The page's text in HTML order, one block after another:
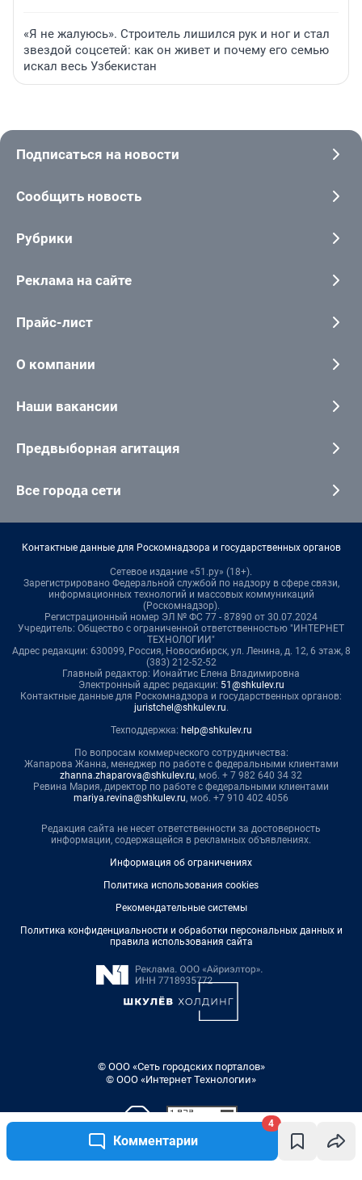
Комментарии
4
«Я не жалуюсь». Строитель лишился рук и ног и стал
звездой соцсетей: как он живет и почему его семью
искал весь Узбекистан
Подписаться на новости
Сообщить новость
Рубрики
Реклама на сайте
Прайс-лист
О компании
Наши вакансии
Предвыборная агитация
Все города сети
Контактные данные для Роскомнадзора и государственных органов
Сетевое издание «51.ру» (18+).
Зарегистрировано Федеральной службой по надзору в сфере связи,
информационных технологий и массовых коммуникаций
(Роскомнадзор).
Регистрационный номер ЭЛ № ФС 77 - 87890 от 30.07.2024
Учредитель: Общество с ограниченной ответственностью "ИНТЕРНЕТ
ТЕХНОЛОГИИ"
Адрес редакции: 630099, Россия, Новосибирск, ул. Ленина, д. 12, 6 этаж, 8
(383) 212-52-52
Главный редактор: Ионайтис Елена Владимировна
Электронный адрес редакции: 51@shkulev.ru
Контактные данные для Роскомнадзора и государственных органов:
juristchel@shkulev.ru.
Техподдержка: help@shkulev.ru
По вопросам коммерческого сотрудничества:
Жапарова Жанна, менеджер по работе с федеральными клиентами
zhanna.zhaparova@shkulev.ru, моб. + 7 982 640 34 32
Ревина Мария, директор по работе с федеральными клиентами
mariya.revina@shkulev.ru, моб. +7 910 402 4056
Редакция сайта не несет ответственности за достоверность
информации, содержащейся в рекламных объявлениях.
Информация об ограничениях
Политика использования cookies
Рекомендательные системы
Политика конфиденциальности и обработки персональных данных и
правила использования сайта
© ООО «Сеть городских порталов»
© ООО «Интернет Технологии»